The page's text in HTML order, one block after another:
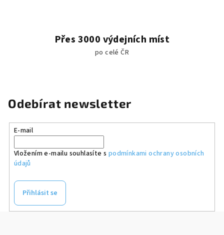
Přes 3000 výdejních míst
po celé ČR
Odebírat newsletter
E-mail
Vložením e-mailu souhlasíte s podmínkami ochrany osobních
údajů
Přihlásit se